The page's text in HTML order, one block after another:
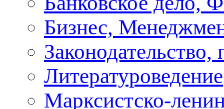
Бизнес,
Законодательство,
Литературоведение
Марксистско-